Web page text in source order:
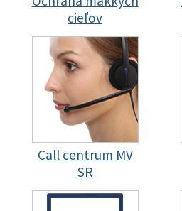
cieľov
Call centrum MV
SR